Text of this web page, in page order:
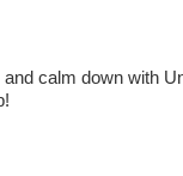
and calm down with